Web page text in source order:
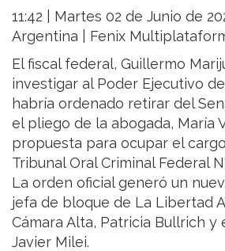
11:42 | Martes 02 de Junio de
Argentina | Fenix
El fiscal federal, Guillermo
investigar al Poder Ejecutivo
habría ordenado retirar del
el pliego de la abogada, María
propuesta para ocupar el
Tribunal Oral Criminal Federal
La orden oficial generó un
jefa de bloque de La Libertad
Cámara Alta, Patricia Bullrich y
Javier Milei.